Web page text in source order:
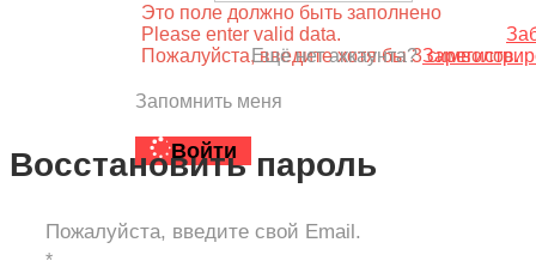
Это поле должно быть заполнено
Please enter valid data.
Пожалуйста, введите хотя бы 3 символов.
Запомнить меня
Войти
Ещё нет аккаунта?
Восстановить пароль
Пожалуйста, введите свой Email.
*